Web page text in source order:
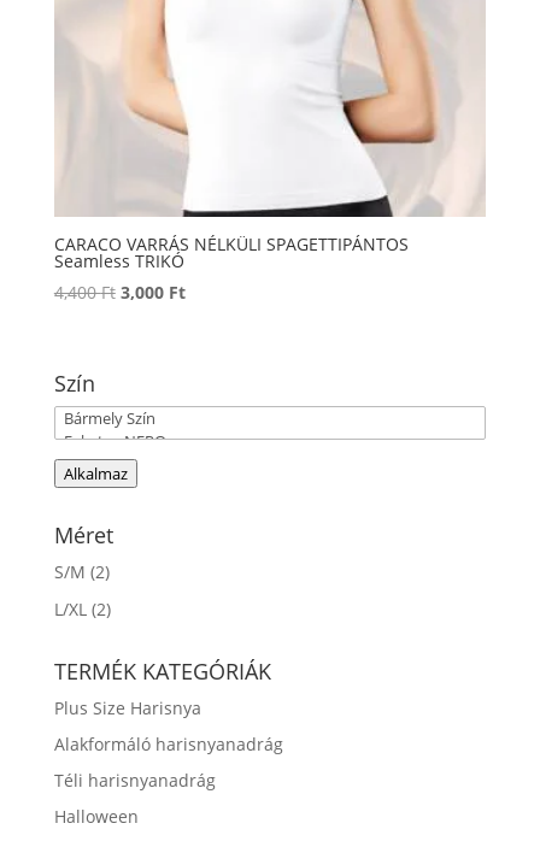
CARACO VARRÁS NÉLKÜLI SPAGETTIPÁNTOS
Seamless TRIKÓ
4,400Ft Original
3,000 FtCurrent
Szín
Alkalmaz
Méret
S/M (2)
L/XL (2)
TERMÉK KATEGÓRIÁK
Plus Size Harisnya
Alakformáló harisnyanadrág
Téli harisnyanadrág
Halloween